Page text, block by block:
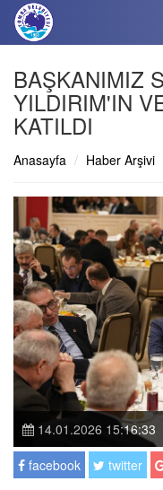
BAŞKANIMIZ
YILDIRIM'IN
KATILDI
Anasayfa Haber Arşivi
14.01.2026 15:16:33
facebook
twitter